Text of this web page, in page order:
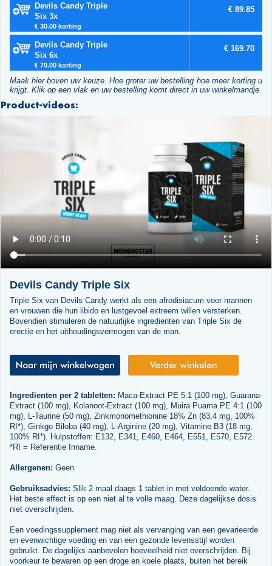
Devils Candy Triple
Six 3x
€ 30.00 korting
€ 89.85
Devils Candy Triple
Six 6x
€ 70.00 korting
€ 169.70
Maak hier boven uw keuze. Hoe groter uw bestelling hoe meer korting u
krijgt. Klik op een vlak en uw bestelling komt direct in uw winkelmandje.
Product-videos:
Devils Candy Triple Six
Triple Six van Devils Candy werkt als een afrodisiacum voor mannen
en vrouwen die hun libido en lustgevoel extreem willen versterken.
Bovendien stimuleren de natuurlijke ingredienten van Triple Six de
erectie en het uithoudingsvermogen van de man.
Ingredienten per 2 tabletten: Maca-Extract PE 5:1 (100 mg), Guarana-
Extract (100 mg), Kolanoot-Extract (100 mg), Muira Puama PE 4:1 (100
mg), L-Taurine (50 mg), Zinkmonomethionine 18% Zn (83,4 mg, 100%
RI*), Ginkgo Biloba (40 mg), L-Arginine (20 mg), Vitamine B3 (18 mg,
100% RI*). Hulpstoffen: E132, E341, E460, E464, E551, E570, E572.
*RI = Referentie Inname.
Allergenen: Geen
Gebruiksadvies: Slik 2 maal daags 1 tablet in met voldoende water.
Het beste effect is op een niet al te volle maag. Deze dagelijkse dosis
niet overschrijden.
Een voedingssupplement mag niet als vervanging van een gevarieerde
en evenwichtige voeding en van een gezonde levensstijl worden
gebruikt. De dagelijks aanbevolen hoeveelheid niet overschrijden. Bij
voorkeur te bewaren op een droge en koele plaats, buiten het bereik